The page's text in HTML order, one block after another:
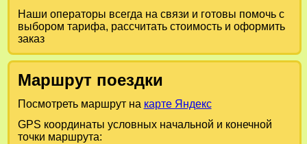
Наши операторы всегда на связи и готовы помочь с
выбором тарифа, рассчитать стоимость и оформить
заказ
Маршрут поездки
Посмотреть маршрут на карте Яндекс
GPS координаты условных начальной и конечной
точки маршрута: